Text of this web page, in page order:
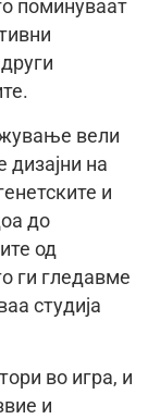
поминуваат
вели
дизајни на
и
до
од
ги гледавме
студија
во игра, и
и